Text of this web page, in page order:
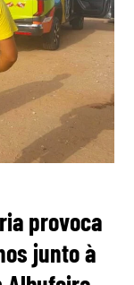
provoca
junto à